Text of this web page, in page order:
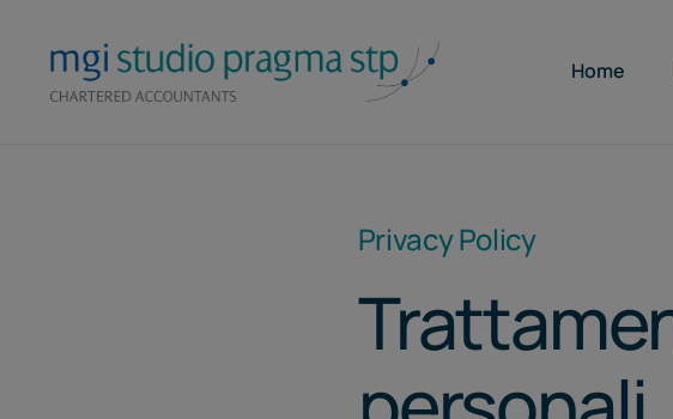
content
Home
Privacy Policy